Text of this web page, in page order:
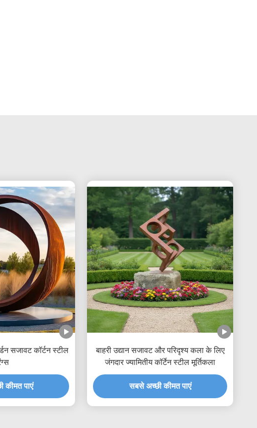
सजावट कॉर्टन स्टील
कीमत पाएं
बाहरी उद्यान सजावट और परिदृश्य कला के लिए
जंगदार ज्यामितीय कॉर्टेन स्टील मूर्तिकला
सबसे अच्छी कीमत पाएं